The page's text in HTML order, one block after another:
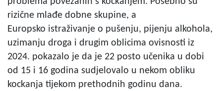
rizične mlađe dobne skupine, a
Europsko istraživanje o pušenju, pijenju alkohola,
uzimanju droga i drugim oblicima ovisnosti iz
2024. pokazalo je da je 22 posto učenika u dobi
od 15 i 16 godina sudjelovalo u nekom obliku
kockanja tijekom prethodnih godinu dana.